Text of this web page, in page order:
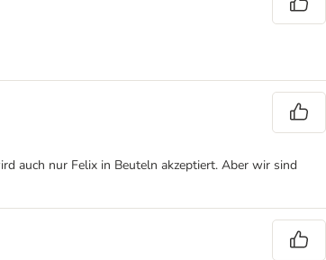
auch nur Felix in Beuteln akzeptiert. Aber wir sind